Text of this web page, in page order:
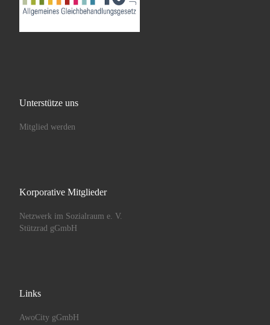
Unterstütze uns
Mitglied werden
Korporative Mitglieder
Netzwerk im Sozialraum e. V.
Stützrad gGmbH
Links
AwoCity gGmbH